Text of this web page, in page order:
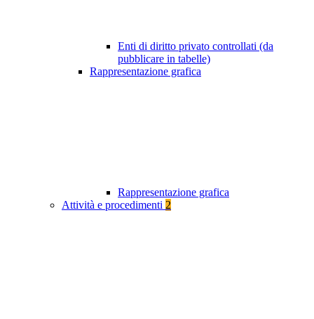
Enti di diritto privato controllati (da
pubblicare in tabelle)
Rappresentazione grafica
Rappresentazione grafica
Attività e procedimenti 2